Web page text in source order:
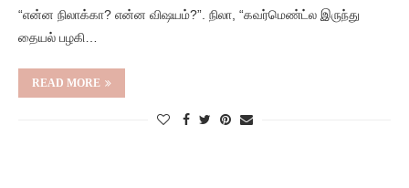
“என்ன நிலாக்கா? என்ன விஷயம்?”. நிலா, “கவர்மெண்ட்ல இருந்து
தையல் பழகி…
READ MORE